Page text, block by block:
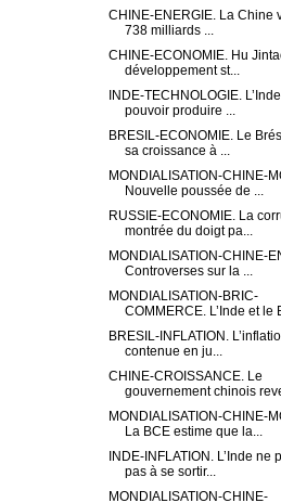
CHINE-ENERGIE. La Chine
738 milliards ...
CHINE-ECONOMIE. Hu
développement st...
INDE-TECHNOLOGIE.
pouvoir produire ...
BRESIL-ECONOMIE. Le
sa croissance à ...
MONDIALISATION-CHINE-
Nouvelle poussée de ...
RUSSIE-ECONOMIE. La
montrée du doigt pa...
MONDIALISATION-CHINE-
Controverses sur la ...
MONDIALISATION-BRIC-
COMMERCE. L’Inde et le
BRESIL-INFLATION.
contenue en ju...
CHINE-CROISSANCE. Le
gouvernement chinois
MONDIALISATION-CHINE-
La BCE estime que la...
INDE-INFLATION. L’Inde ne
pas à se sortir...
MONDIALISATION-CHINE-